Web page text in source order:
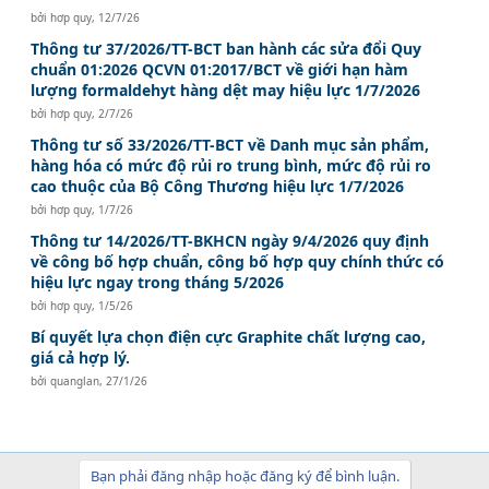
bởihơp quy, 12/7/26
Thông tư 37/2026/TT-BCT ban hành các sửa đổi Quy
chuẩn 01:2026 QCVN 01:2017/BCT về giới hạn hàm
lượng formaldehyt hàng dệt may hiệu lực 1/7/2026
bởihơp quy, 2/7/26
Thông tư số 33/2026/TT-BCT về Danh mục sản phẩm,
hàng hóa có mức độ rủi ro trung bình, mức độ rủi ro
cao thuộc của Bộ Công Thương hiệu lực 1/7/2026
bởihơp quy, 1/7/26
Thông tư 14/2026/TT-BKHCN ngày 9/4/2026 quy định
về công bố hợp chuẩn, công bố hợp quy chính thức có
hiệu lực ngay trong tháng 5/2026
bởihơp quy, 1/5/26
Bí quyết lựa chọn điện cực Graphite chất lượng cao,
giá cả hợp lý.
bởiquanglan, 27/1/26
Bạn phải đăng nhập hoặc đăng ký để bình luận.